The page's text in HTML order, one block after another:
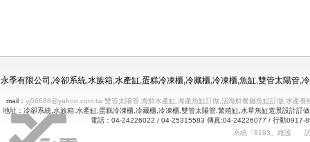
永季有限公司,冷卻系統,水族箱,水產缸,蛋糕冷凍櫃,冷藏櫃,冷凍櫃,魚缸,雙管太陽管
mail： yj56688@yahoo.com.tw 雙管太陽管,海鮮水產缸,海產魚缸訂做,活海鮮餐廳魚缸訂做,水產
地址：冷卻系統,水族箱,水產缸,蛋糕冷凍櫃,冷藏櫃,冷凍櫃,雙管太陽管,繁殖缸,水草魚缸造景設計
電話：04-24226022 / 04-25315583 傳真:04-24226077 / 行動0917-
系統「8193」維護